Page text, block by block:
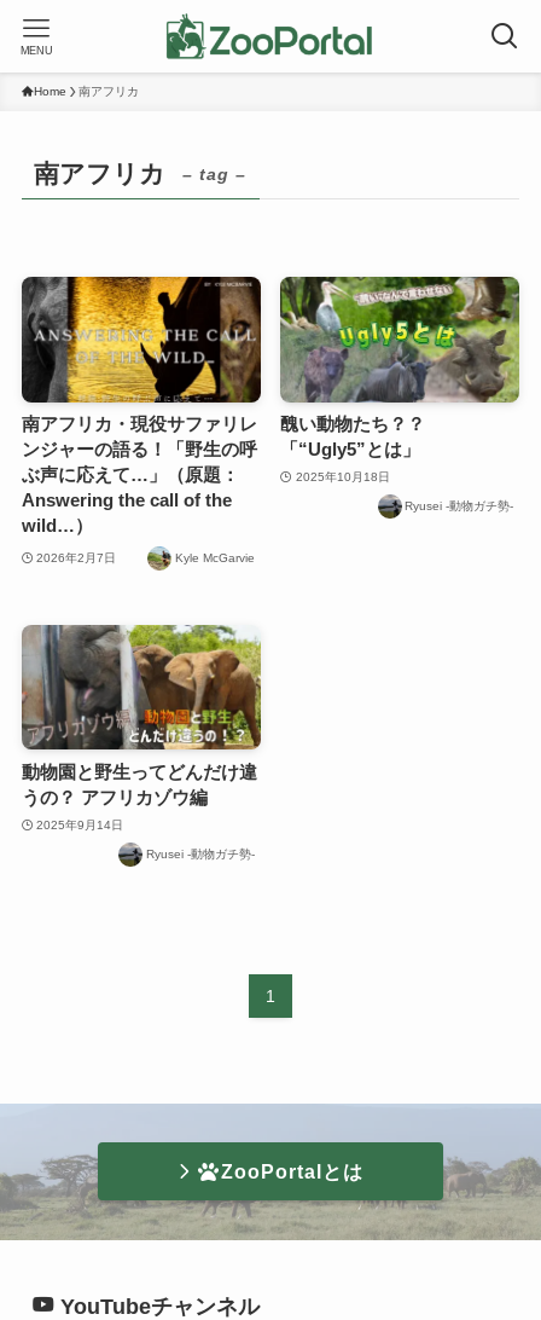
MENU
Home 南アフリカ
南アフリカ – tag –
南アフリカ・現役サファリレ
ンジャーの語る！「野生の呼
ぶ声に応えて…」（原題：
Answering the call of the
wild…）
2026年2月7日 Kyle McGarvie
醜い動物たち？？
「“Ugly5”とは」
2025年10月18日
Ryusei -動物ガチ勢-
動物園と野生ってどんだけ違
うの？ アフリカゾウ編
2025年9月14日
Ryusei -動物ガチ勢-
1
ZooPortalとは
YouTubeチャンネル